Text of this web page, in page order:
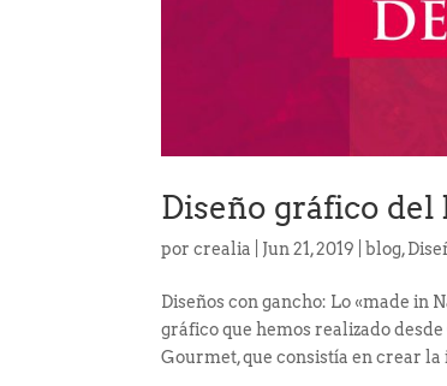
Diseño gráfico
porcrealia Jun 21, 2019 |blog,
Diseños con gancho: Lo «made in
gráfico que hemos realizado
Gourmet, que consistía en crear la